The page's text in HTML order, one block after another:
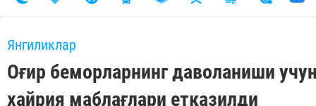
Янгиликлар
Оғир беморларнинг даволаниши
хайрия маблағлари етказилди